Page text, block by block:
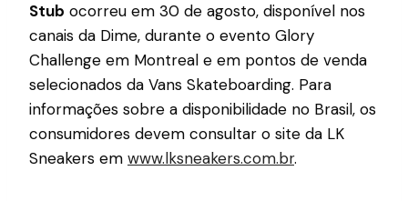
Stub ocorreu em 30 de agosto, disponível nos
canais da Dime, durante o evento Glory
Challenge em Montreal e em pontos de venda
selecionados da Vans Skateboarding. Para
informações sobre a disponibilidade no Brasil, os
consumidores devem consultar o site da LK
Sneakers em www.lksneakers.com.br.